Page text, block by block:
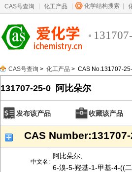
CAS号查询 化工产品 化学结构搜索
CAS号查询 > 化工产品 > CAS No.131707-
131707-25-0 阿比朵尔
发布该产品 收藏该产品
CAS
中文名:
阿比朵尔;
6-溴-5-羟基-1-甲基-4-((